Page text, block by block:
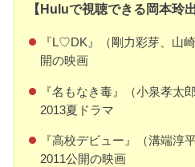
【Huluで視聴できる岡本玲
『L♡DK』（剛力彩芽、山
開の映画
『名もなき毒』（小泉孝太
2013夏ドラマ
『高校デビュー』（溝端淳
2011公開の映画